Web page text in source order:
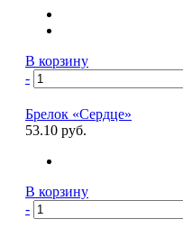
В корзину
-
Брелок «Сердце»
53.10 руб.
В корзину
-